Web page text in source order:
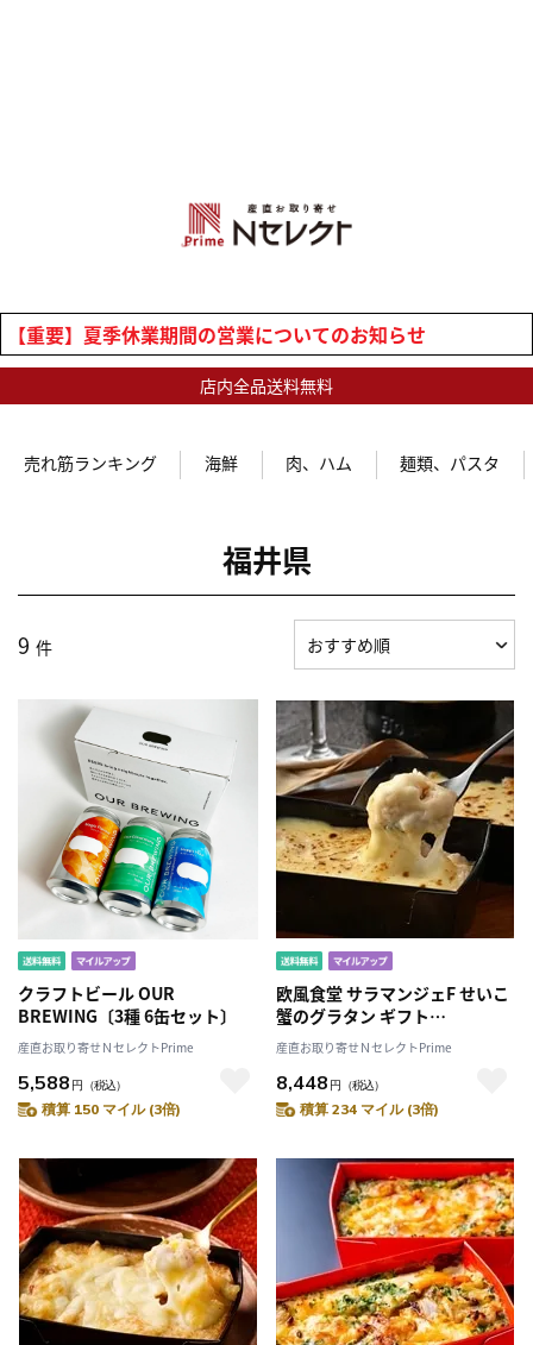
【重要】夏季休業期間の営業についてのお知らせ
店内全品送料無料
売れ筋ランキング 海鮮 肉、ハム 麺類、パスタ
福井県
9 件
クラフトビール OUR
BREWING〔3種 6缶セット〕
産直お取り寄せＮセレクトPrime
5,588 円 （税込）
積算 150 マイル (3倍)
欧風食堂 サラマンジェF せいこ
蟹のグラタン ギフト
〔140g×4〕
産直お取り寄せＮセレクトPrime
8,448 円 （税込）
積算 234 マイル (3倍)